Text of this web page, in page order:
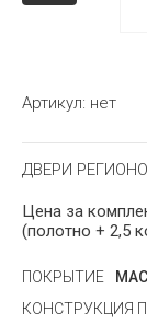
Артикул: нет
ДВЕРИ
Цена за
(полотно + 2,5
ПОКРЫТИЕ
КОНСТРУКЦИЯ